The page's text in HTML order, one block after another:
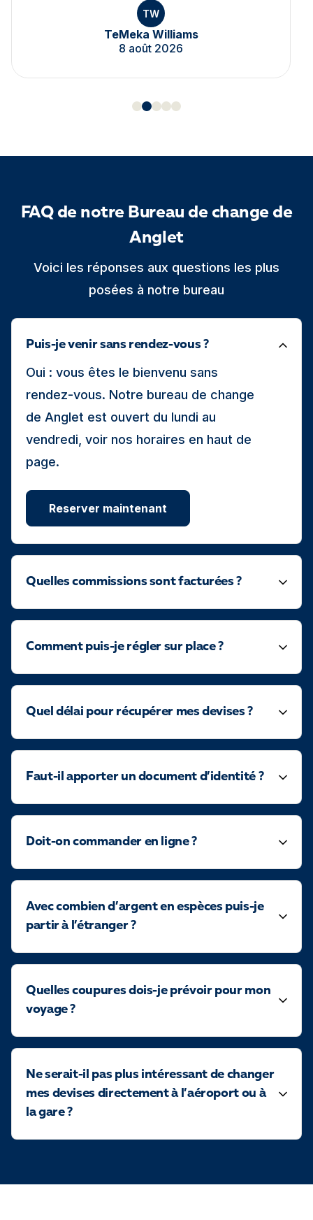
TW
TeMeka Williams
8 août 2026
FAQ de notre Bureau de change de
Anglet
Voici les réponses aux questions les plus
posées à notre bureau
Puis-je venir sans rendez-vous ?
Oui : vous êtes le bienvenu sans
rendez-vous. Notre bureau de change
de Anglet est ouvert du lundi au
vendredi, voir nos horaires en haut de
page.
Reserver maintenant
Quelles commissions sont facturées ?
Comment puis-je régler sur place ?
Quel délai pour récupérer mes devises ?
Faut-il apporter un document d’identité ?
Doit-on commander en ligne ?
Avec combien d’argent en espèces puis-je
partir à l’étranger ?
Quelles coupures dois-je prévoir pour mon
voyage ?
Ne serait-il pas plus intéressant de changer
mes devises directement à l’aéroport ou à
la gare ?